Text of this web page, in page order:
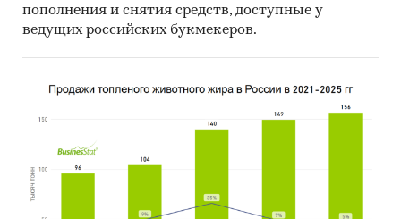
пополнения и снятия средств, доступные у
ведущих российских букмекеров.